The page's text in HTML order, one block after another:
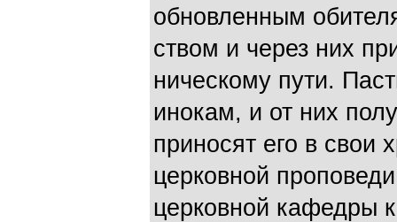
обновленным
ством и через них
ническому пути.
инокам, и от них
приносят его в свои
церковной
церковной кафедры